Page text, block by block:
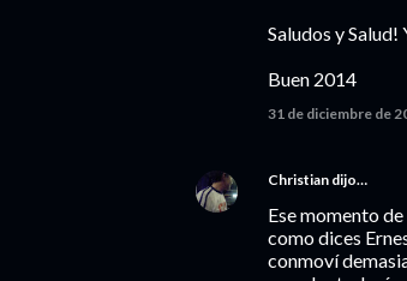
Saludos y
Buen 2014
31 de diciembre de
Christian dijo…
Ese momento
como dices
conmoví